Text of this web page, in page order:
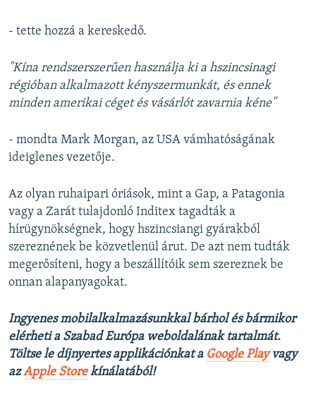
- tette hozzá a kereskedő.
"Kína rendszerszerűen használja ki a hszincsinagi
régióban alkalmazott kényszermunkát, és ennek
minden amerikai céget és vásárlót zavarnia kéne"
- mondta Mark Morgan, az USA vámhatóságának
ideiglenes vezetője.
Az olyan ruhaipari óriások, mint a Gap, a Patagonia
vagy a Zarát tulajdonló Inditex tagadták a
hírügynökségnek, hogy hszincsiangi gyárakból
szereznének be közvetlenül árut. De azt nem tudták
megerősíteni, hogy a beszállítóik sem szereznek be
onnan alapanyagokat.
Ingyenes mobilalkalmazásunkkal bárhol és bármikor
elérheti a Szabad Európa weboldalának tartalmát.
Töltse le díjnyertes applikációnkat a Google Playvagy
azApple Storekínálatából!